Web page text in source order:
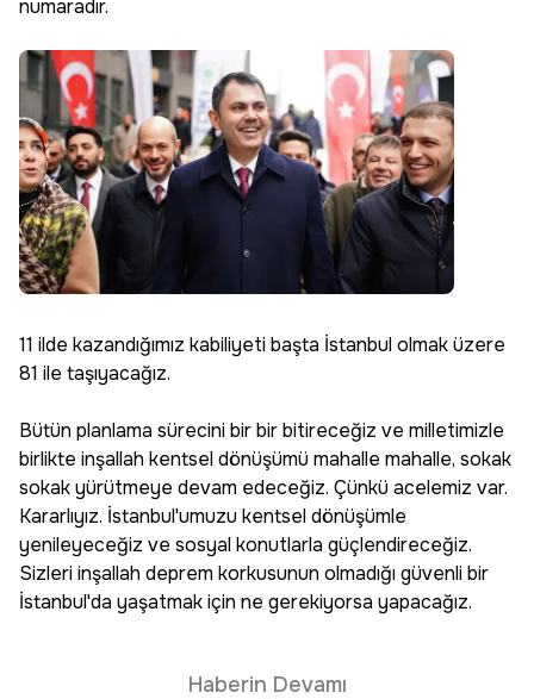
numaradır.
11 ilde kazandığımız kabiliyeti başta İstanbul olmak üzere
81 ile taşıyacağız.
Bütün planlama sürecini bir bir bitireceğiz ve milletimizle
birlikte inşallah kentsel dönüşümü mahalle mahalle, sokak
sokak yürütmeye devam edeceğiz. Çünkü acelemiz var.
Kararlıyız. İstanbul'umuzu kentsel dönüşümle
yenileyeceğiz ve sosyal konutlarla güçlendireceğiz.
Sizleri inşallah deprem korkusunun olmadığı güvenli bir
İstanbul'da yaşatmak için ne gerekiyorsa yapacağız.
Haberin Devamı